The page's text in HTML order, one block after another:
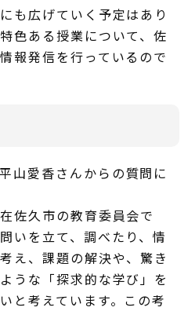
も広げていく予定はあり
色ある授業について、佐
報発信を行っているので
愛香さんからの質問に
佐久市の教育委員会で
いを立て、調べたり、情
え、課題の解決や、驚き
うな「探求的な学び」を
と考えています。この考